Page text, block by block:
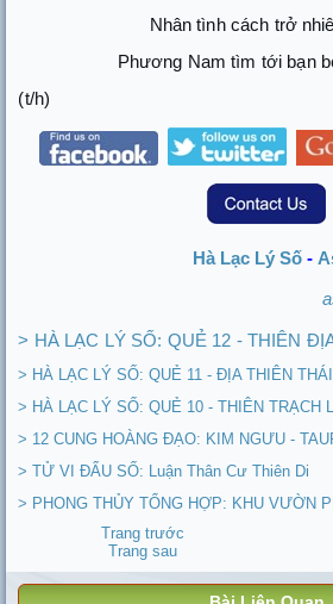
Nhân tình cách trở
Phương Nam tìm tới bạn
(t/h)
Hà Lạc Lý Số-
> HÀ LẠC LÝ SỐ: QUẺ 12 - THIÊN
> HÀ LẠC LÝ SỐ: QUẺ 11 - ĐỊA THIÊN THÁI
> HÀ LẠC LÝ SỐ: QUẺ 10 - THIÊN TRẠCH
> 12 CUNG HOÀNG ĐẠO: KIM NGƯU -
> TỬ VI ĐẨU SỐ: Luận Thân Cư Thiên Di
> PHONG THỦY TỔNG HỢP: KHU VƯỜN
Trang trước
Trang sau